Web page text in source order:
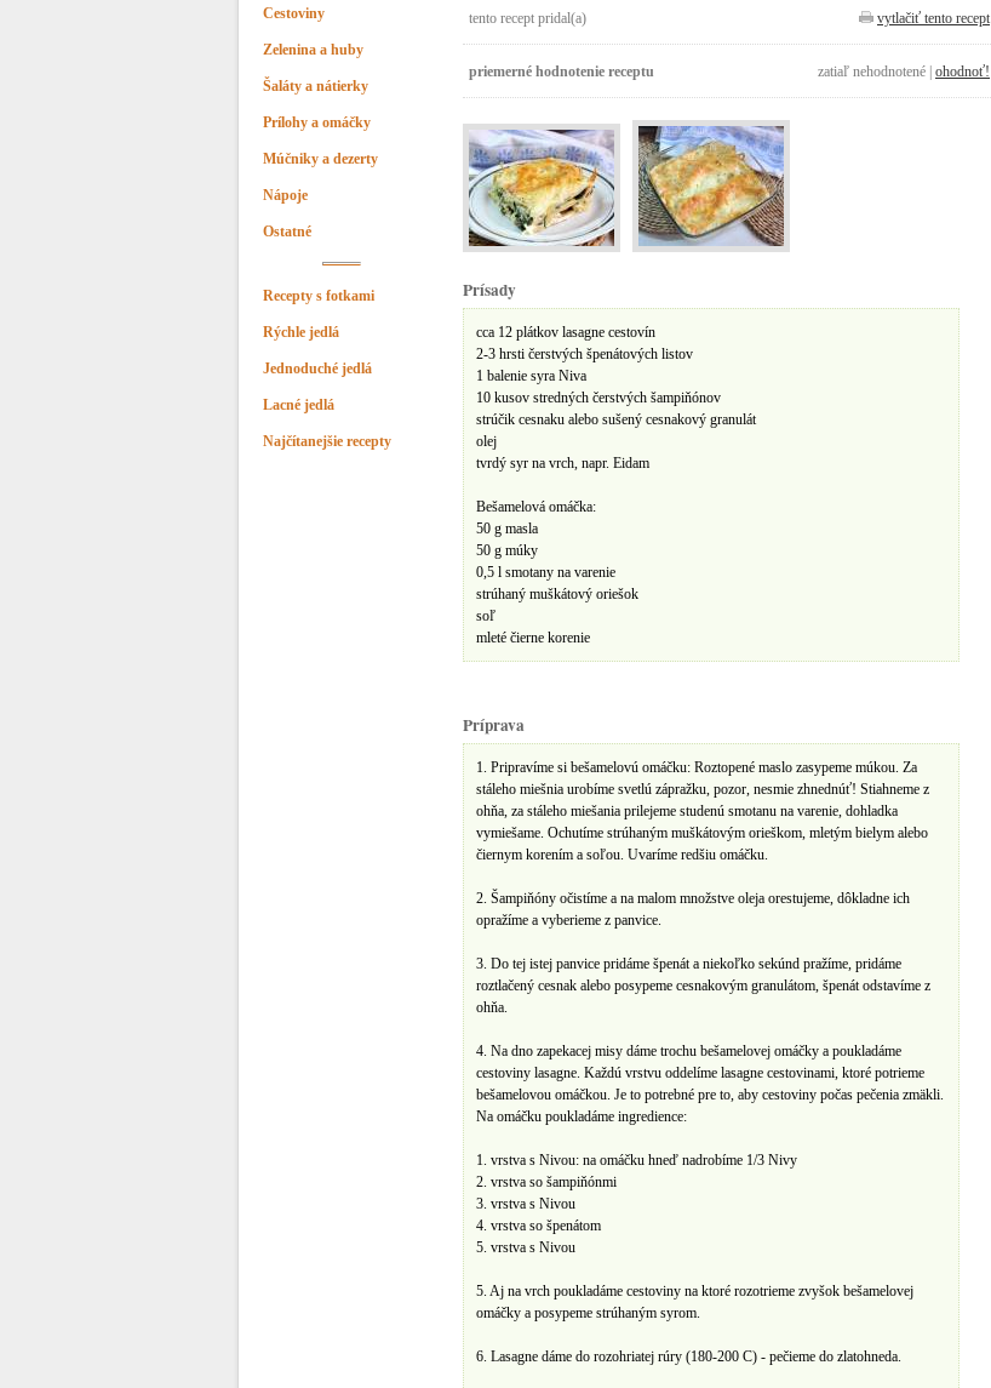
Cestoviny
Zelenina a huby
Šaláty a nátierky
Prílohy a omáčky
Múčniky a dezerty
Nápoje
Ostatné
Recepty s fotkami
Rýchle jedlá
Jednoduché jedlá
Lacné jedlá
Najčítanejšie recepty
tento recept pridal(a) vytlačiť tento recept
priemerné hodnotenie receptu zatiaľ nehodnotené | ohodnoť!
Prísady
cca 12 plát​kov lasagne cestovín
2-3 hrsti čerstvých špenátových listov
1 balenie syr​a​ Niva
10 kusov stredných čerstvých šampiňónov
strúčik cesnaku alebo sušený cesnakový granulát
olej
tvrdý syr na vrch, napr. Eidam
Bešamelová omáčka:
50 g masla
50 g múky
0,5 l smotany na varenie
strúhaný muškátový oriešok
soľ
mleté čierne korenie​
Príprava
1. Pripravíme​ si​ bešamelovú omáčku: ​Roztopené maslo zasypeme múkou. Za
stáleho miešnia urobíme svetlú zápražku, pozor, nesmie zhnednúť! Stiahneme z
ohňa, za stáleho miešania prilejeme studenú smotanu na varenie, dohladka
vymiešame. Ochutíme strúhaným muškátovým orieškom, mletým bielym alebo
čiernym korením a soľou. Uvaríme redšiu omáčku.
2. Šampiňóny očistíme a na malom množstve olej​a​ orestujeme, dôkladne ich
opražíme a vyberieme z panvice.
3. Do tej istej panvice pridáme špenát a ​niekoľko sekúnd pražíme, pr​i​dáme
roztlačený cesnak alebo posypeme cesnakovým granulátom, špenát ​odstavíme z
ohňa.
4. Na dno zapekacej misy dáme ​trochu bešamelovej omáčky a poukladáme​
cestoviny​ lasagne. Každ​ú​ vrstvu ​oddelíme ​lasagne cestov​inami, ktoré​ ​po​t​​rieme
bešamelovou omáčkou. Je to potrebné pre to, aby cestoviny počas pečenia zmäkli.
Na omáčku poukladáme ingredience:
1. vrstva s Nivou: na omáčku hneď​ nadrobíme 1/3 Nivy
2. vrstva so šampiňónmi
3. vrstva s Nivou
4. vrstva so špenátom
5. vrstva s Nivou​​
5.​ Aj​ ​n​a vrch​ poukladáme ​cestoviny na ktoré ​rozotrieme ​zvyšok bešamelovej
omáčky a posypeme strúhaným syrom.
6. Lasagne dáme do rozohriatej rúry (180-200 C) - ​pečieme do zlatohneda.